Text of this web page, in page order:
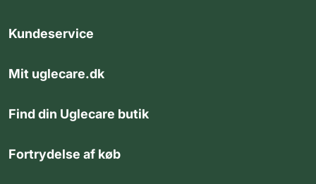
Kundeservice
Mit uglecare.dk
Find din Uglecare butik
Fortrydelse af køb